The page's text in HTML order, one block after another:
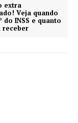
extra
Veja quando
do INSS e quanto
receber